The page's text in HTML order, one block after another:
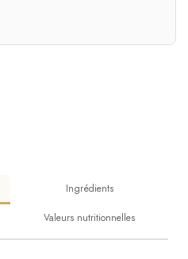
Ingrédients
Valeurs nutritionnelles